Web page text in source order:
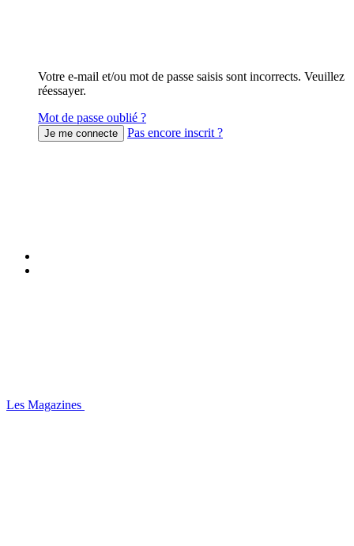
Votre e-mail et/ou mot de passe saisis sont incorrects. Veuillez
réessayer.
Mot de passe oublié ?
Pas encore inscrit ?
Les Magazines